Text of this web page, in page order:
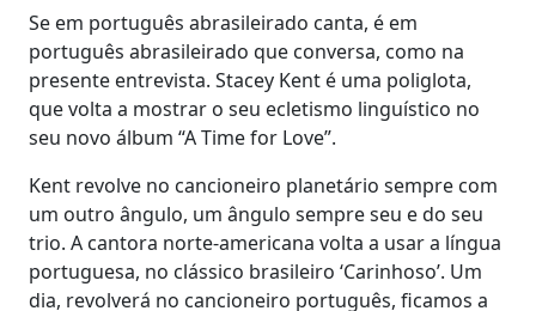
Se em português abrasileirado canta, é em
português abrasileirado que conversa, como na
presente entrevista. Stacey Kent é uma poliglota,
que volta a mostrar o seu ecletismo linguístico no
seu novo álbum “A Time for Love”.
Kent revolve no cancioneiro planetário sempre com
um outro ângulo, um ângulo sempre seu e do seu
trio. A cantora norte-americana volta a usar a língua
portuguesa, no clássico brasileiro ‘Carinhoso’. Um
dia, revolverá no cancioneiro português, ficamos a